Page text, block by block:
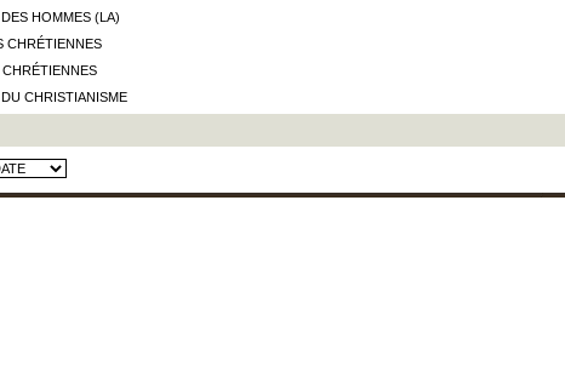
HOMMES (LA)
CHRÉTIENNES
CHRISTIANISME